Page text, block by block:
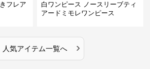
フレア
白ワンピース ノースリーブティ
アードミモレワンピース
人気アイテム一覧へ ›